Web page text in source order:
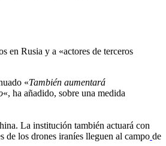
en Rusia y a «actores de terceros
«También aumentará
«, ha añadido, sobre una medida
La institución también actuará con
de los drones iraníes lleguen al campo de